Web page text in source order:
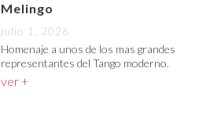
Melingo
julio 1, 2026
Homenaje a unos de los mas grandes
representantes del Tango moderno.
ver +